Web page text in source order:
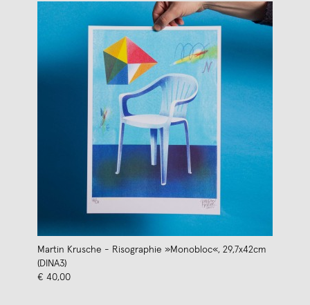
Martin Krusche - Risographie »Monobloc«, 29,7x42cm
(DINA3)
€ 40,00